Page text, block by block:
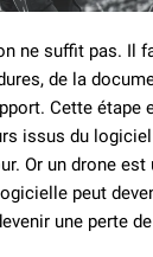
ne suffit pas. Il
de la
Cette étape
issus du
Or un drone est
peut
une perte